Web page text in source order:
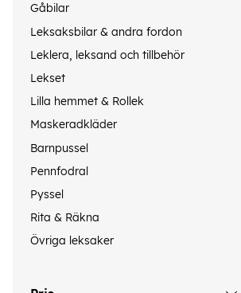
Gåbilar
Leksaksbilar & andra fordon
Leklera, leksand och tillbehör
Lekset
Lilla hemmet & Rollek
Maskeradkläder
Barnpussel
Pennfodral
Pyssel
Rita & Räkna
Övriga leksaker